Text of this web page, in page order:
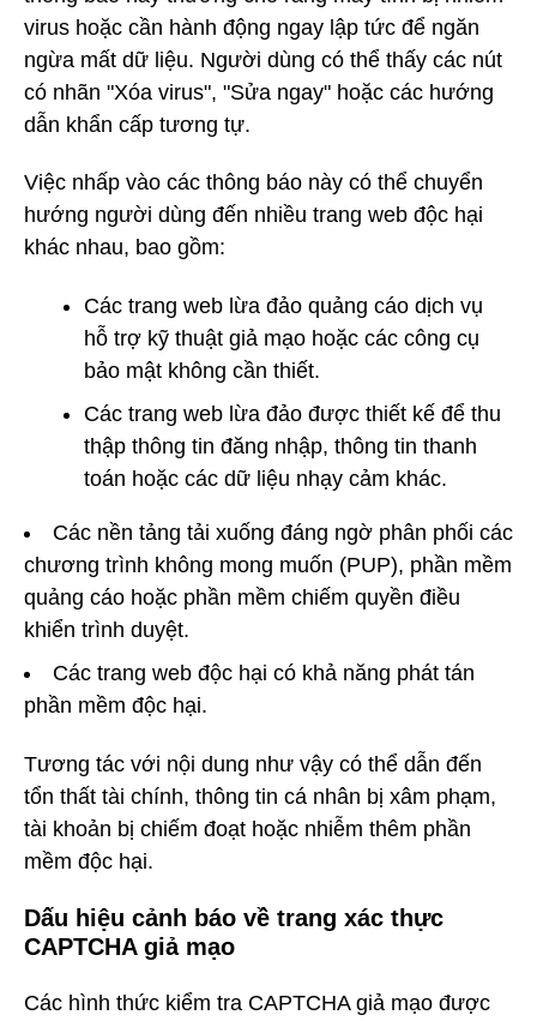
virus hoặc cần hành động ngay lập tức để ngăn
ngừa mất dữ liệu. Người dùng có thể thấy các nút
có nhãn "Xóa virus", "Sửa ngay" hoặc các hướng
dẫn khẩn cấp tương tự.
Việc nhấp vào các thông báo này có thể chuyển
hướng người dùng đến nhiều trang web độc hại
khác nhau, bao gồm:
Các trang web lừa đảo quảng cáo dịch vụ
hỗ trợ kỹ thuật giả mạo hoặc các công cụ
bảo mật không cần thiết.
Các trang web lừa đảo được thiết kế để thu
thập thông tin đăng nhập, thông tin thanh
toán hoặc các dữ liệu nhạy cảm khác.
Các nền tảng tải xuống đáng ngờ phân phối các
chương trình không mong muốn (PUP), phần mềm
quảng cáo hoặc phần mềm chiếm quyền điều
khiển trình duyệt.
Các trang web độc hại có khả năng phát tán
phần mềm độc hại.
Tương tác với nội dung như vậy có thể dẫn đến
tổn thất tài chính, thông tin cá nhân bị xâm phạm,
tài khoản bị chiếm đoạt hoặc nhiễm thêm phần
mềm độc hại.
Dấu hiệu cảnh báo về trang xác thực
CAPTCHA giả mạo
Các hình thức kiểm tra CAPTCHA giả mạo được